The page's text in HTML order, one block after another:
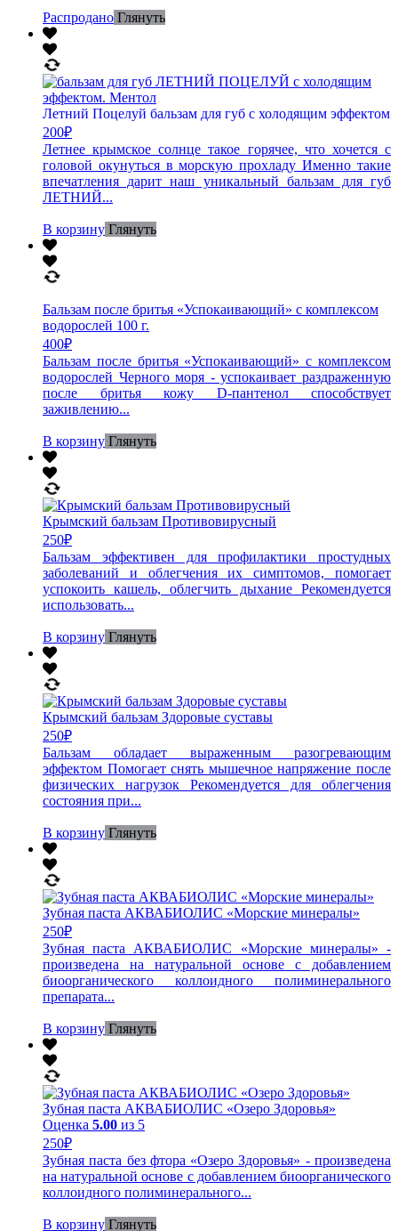
Распродано Глянуть
Летний Поцелуй бальзам для губ с холодящим эффектом
200₽
Летнее крымское солнце такое горячее, что хочется с
головой окунуться в морскую прохладу Именно такие
впечатления дарит наш уникальный бальзам для губ
ЛЕТНИЙ...
В корзину Глянуть
Бальзам после бритья «Успокаивающий» с комплексом
водорослей 100 г.
400₽
Бальзам после бритья «Успокаивающий» с комплексом
водорослей Черного моря - успокаивает раздраженную
после бритья кожу D-пантенол способствует
заживлению...
В корзину Глянуть
Крымский бальзам Противовирусный
250₽
Бальзам эффективен для профилактики простудных
заболеваний и облегчения их симптомов, помогает
успокоить кашель, облегчить дыхание Рекомендуется
использовать...
В корзину Глянуть
Крымский бальзам Здоровые суставы
250₽
Бальзам обладает выраженным разогревающим
эффектом Помогает снять мышечное напряжение после
физических нагрузок Рекомендуется для облегчения
состояния при...
В корзину Глянуть
Зубная паста АКВАБИОЛИС «Морские минералы»
250₽
Зубная паста АКВАБИОЛИС «Морские минералы» -
произведена на натуральной основе с добавлением
биоорганического коллоидного полиминерального
препарата...
В корзину Глянуть
Зубная паста АКВАБИОЛИС «Озеро Здоровья»
Оценка 5.00 из 5
250₽
Зубная паста без фтора «Озеро Здоровья» - произведена
на натуральной основе с добавлением биоорганического
коллоидного полиминерального...
В корзину Глянуть